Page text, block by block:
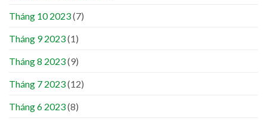
Tháng 10 2023(7)
Tháng 9 2023(1)
Tháng 8 2023(9)
Tháng 7 2023(12)
Tháng 6 2023(8)